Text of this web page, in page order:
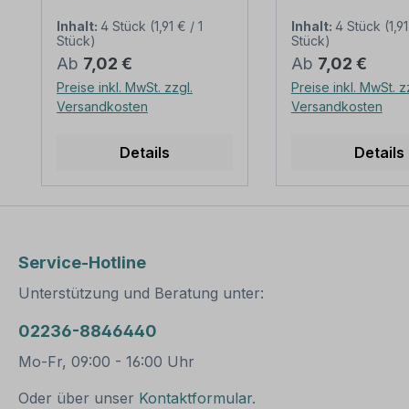
Gefahrstelle oder
Gefahrensituation hin,
die eine erhöhte
Aufmerksamkeit
erfordert, um eine
Gefährdung von
Gefahr: Gefährdung von
Einwirkung eines starken
magnetischen Feldes.
vor magnetischem Feld –
Ausführung: Grundfarbe
schwarz Norm: nach
ISO 7010 und ASR A 1.3
(2013) Material:
Selbstklebende Folie
Inhalt: 4 Stück (1,91 € / 1
Stück)
Regulärer Preis:
Ab 7,02 €
Preise inkl. MwSt. zzgl.
Versandkosten
Details
Zeichen.
sind
die vor einer
oder
warnen. Sie
darauf hin, dass
erforderlich ist,
Personen
Merkmale
gelb, Rand und
schwarz Norm:
Hartschaum 3
Inhalt: 4 Stück
Stück)
Regulärer Preis:
Ab 7,02 €
Preise inkl. MwSt.
Versandkosten
Details
Service-Hotline
Unterstützung und Beratung unter:
02236-8846440
Mo-Fr, 09:00 - 16:00 Uhr
Oder über unser Kontaktformular.